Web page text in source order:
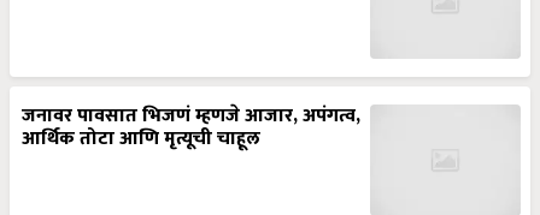
जनावर पावसात भिजणं म्हणजे आजार, अपंगत्व,
आर्थिक तोटा आणि मृत्यूची चाहूल